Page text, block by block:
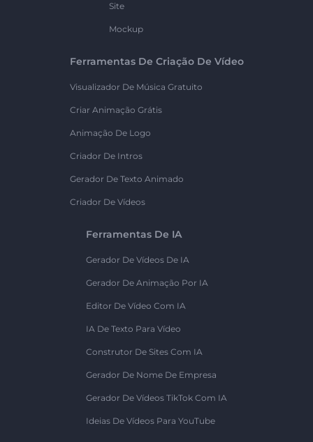
Site
Mockup
Ferramentas De Criação De Vídeo
Visualizador De Música Gratuito
Criar Animação Grátis
Animação De Logo
Criador De Intros
Gerador De Texto Animado
Criador De Vídeos
Ferramentas De IA
Gerador De Vídeos De IA
Gerador De Animação Por IA
Editor De Vídeo Com IA
IA De Texto Para Vídeo
Construtor De Sites Com IA
Gerador De Nome De Empresa
Gerador De Vídeos TikTok Com IA
Ideias De Vídeos Para YouTube